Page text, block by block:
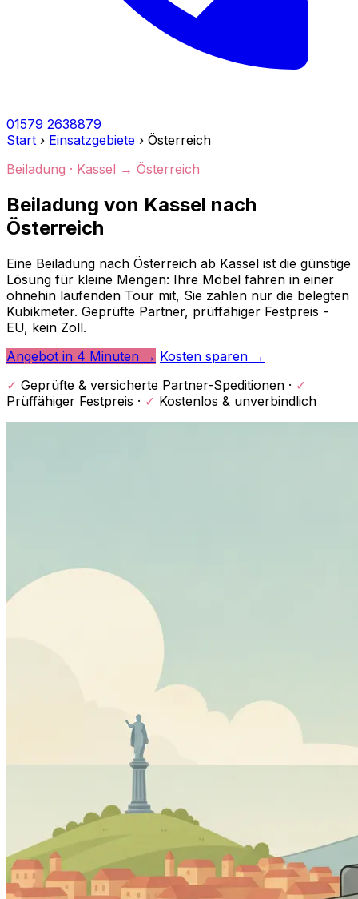
01579 2638879
Start › Einsatzgebiete › Österreich
Beiladung · Kassel → Österreich
Beiladung von Kassel nach
Österreich
Eine Beiladung nach Österreich ab Kassel ist die günstige
Lösung für kleine Mengen: Ihre Möbel fahren in einer
ohnehin laufenden Tour mit, Sie zahlen nur die belegten
Kubikmeter. Geprüfte Partner, prüffähiger Festpreis -
EU, kein Zoll.
Angebot in 4 Minuten → Kosten sparen →
✓ Geprüfte & versicherte Partner-Speditionen · ✓
Prüffähiger Festpreis · ✓ Kostenlos & unverbindlich